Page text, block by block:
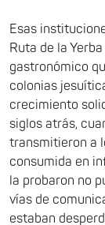
Esas
Ruta de la
gastronómico
colonias
crecimiento
siglos atrás,
transmitieron a
consumida en
la probaron no
vías de
estaban